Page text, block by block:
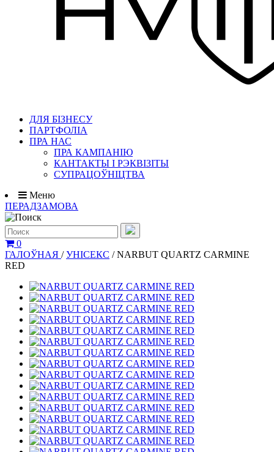
ДЛЯ БІЗНЕСУ
ПАРТФОЛІА
ПРА НАС
ПРА КАМПАНІЮ
КАНТАКТЫ І РЭКВІЗІТЫ
СУПРАЦОЎНІЦТВА
Меню
ПЕРАДЗАМОВА
0
ГАЛОЎНАЯ /УНІСЕКС /NARBUT QUARTZ CARMINE
RED